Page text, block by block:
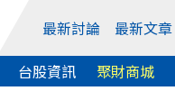
最新討論 最新文章
台股資訊
聚財商城